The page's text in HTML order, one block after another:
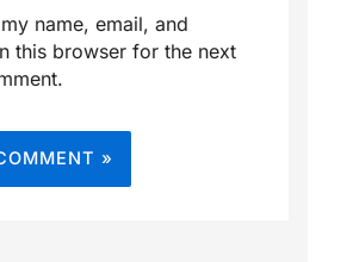
name, email, and
this browser for the next